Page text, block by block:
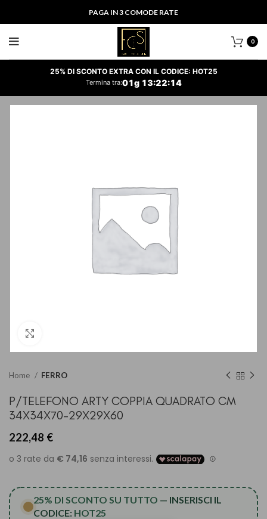
PAGA IN 3 COMODE RATE
0
25% DI SCONTO EXTRA CON IL CODICE: HOT25
Termina tra:01g 13:22:14
Home FERRO
P/TELEFONO ARTY COPPIA QUADRATO CM
34X34X70-29X29X60
222,48 €
25% DI SCONTO SU TUTTO — INSERISCI IL
CODICE: HOT25